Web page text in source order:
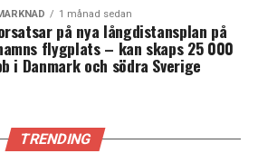
bra och billigt system, sade hon
på att få in kvinnor och att få mix
en valberedning vända sig
som vi kan använda i hela Norden,
1 månad sedan
på nya långdistansplan på
flygplats – kan skaps 25 000
i Danmark och södra Sverige
TRENDING